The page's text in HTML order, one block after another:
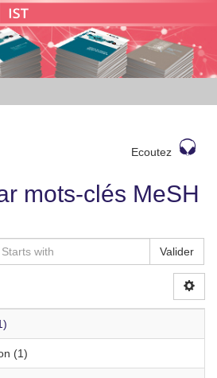
Ecoutez
mots-clés MeSH
Valider
(1)